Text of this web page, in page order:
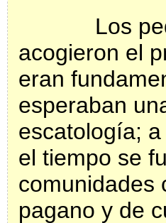
Los
acogieron el
eran
esperaban
escatología;
el tiempo se
comunidades
pagano y de